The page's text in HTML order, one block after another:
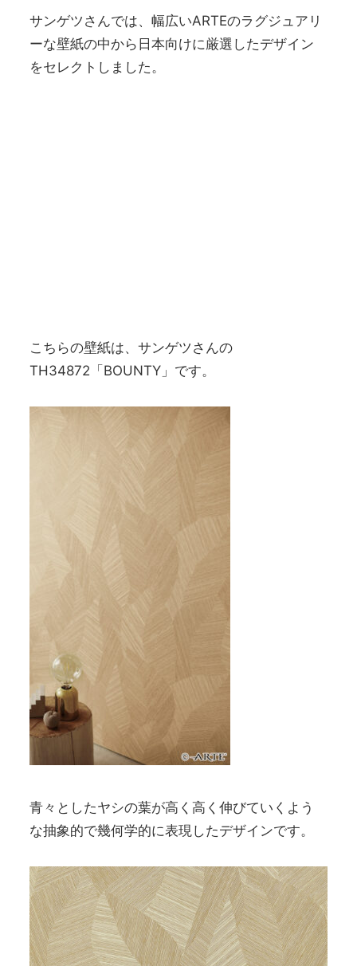
サンゲツさんでは、幅広いARTEのラグジュアリ
ーな壁紙の中から日本向けに厳選したデザイン
をセレクトしました。
こちらの壁紙は、サンゲツさんの
TH34872「BOUNTY」です。
青々としたヤシの葉が高く高く伸びていくよう
な抽象的で幾何学的に表現したデザインです。